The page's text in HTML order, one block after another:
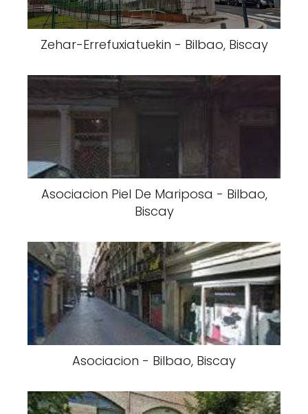
Zehar-Errefuxiatuekin - Bilbao, Biscay
Asociacion Piel De Mariposa - Bilbao,
Biscay
Asociacion - Bilbao, Biscay